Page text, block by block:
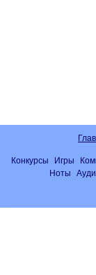
Конкурсы Игры
Ноты